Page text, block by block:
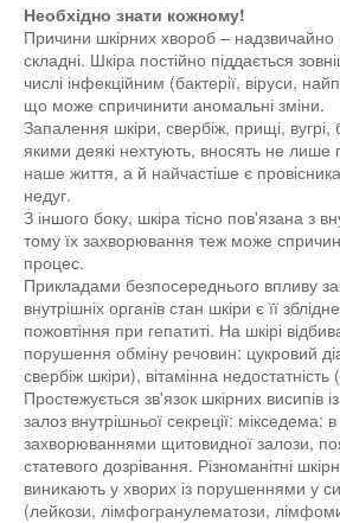
Необхідно знати кожному!
Причини шкірних хвороб – надзвичайно
складні. Шкіра постійно піддається
числі інфекційним (бактерії, віруси,
що може спричинити аномальні зміни.
Запалення шкіри, свербіж, прищі,
якими деякі нехтують, вносять не
наше життя, а й найчастіше є
недуг.
З іншого боку, шкіра тісно пов'язана з
тому їх захворювання теж може
процес.
Прикладами безпосереднього впливу
внутрішніх органів стан шкіри є її
пожовтіння при гепатиті. На шкірі
порушення обміну речовин: цукровий
свербіж шкіри), вітамінна недостатність
Простежується зв'язок шкірних висипів
залоз внутрішньої секреції: мікседема: в
захворюваннями щитовидної залози,
статевого дозрівання. Різноманітні
виникають у хворих із порушеннями у
(лейкози, лімфогранулематози,